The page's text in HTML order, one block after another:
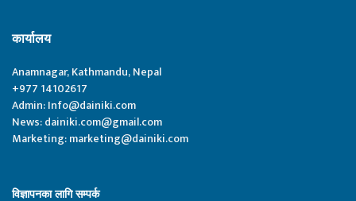
कार्यालय
Anamnagar, Kathmandu, Nepal
+977 14102617
Admin:Info@dainiki.com
News:dainiki.com@gmail.com
Marketing:marketing@dainiki.com
विज्ञापनका लागि सम्पर्क